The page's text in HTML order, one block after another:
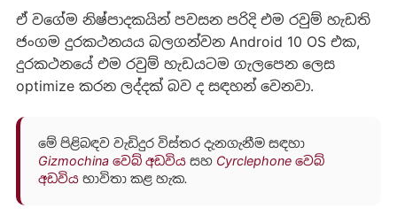
ඒ වගේම නිෂ්පාදකයින් පවසන පරිදි එම රවුම් හැඩති
ජංගම දුරකථනයය බලගන්වන Android 10 OS එක,
දුරකථනයේ එම රවුම් හැඩයටම ගැලපෙන ලෙස
optimize කරන ලද්දක් බව ද සඳහන් වෙනවා.
මේ පිළිබඳව වැඩිදුර විස්තර දැනගැනීම සඳහා
Gizmochina වෙබ් අඩවියසහ Cyrclephone වෙබ්
අඩවියභාවිතා කළ හැක.